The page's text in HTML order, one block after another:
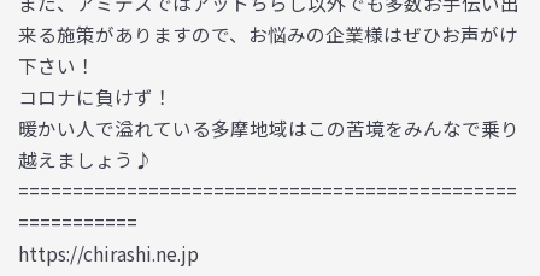
来る施策がありますので、お悩みの企業様はぜひお声がけ
下さい！
コロナに負けず！
暖かい人で溢れている多摩地域はこの苦境をみんなで乗り
越えましょう♪
==============================================
===========
https://chirashi.ne.jp